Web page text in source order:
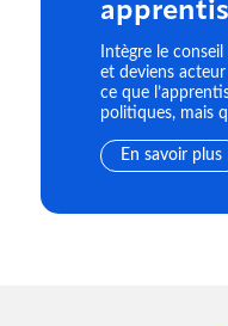
Intègre le
et deviens
ce que
politiques, mais
En savoir plus